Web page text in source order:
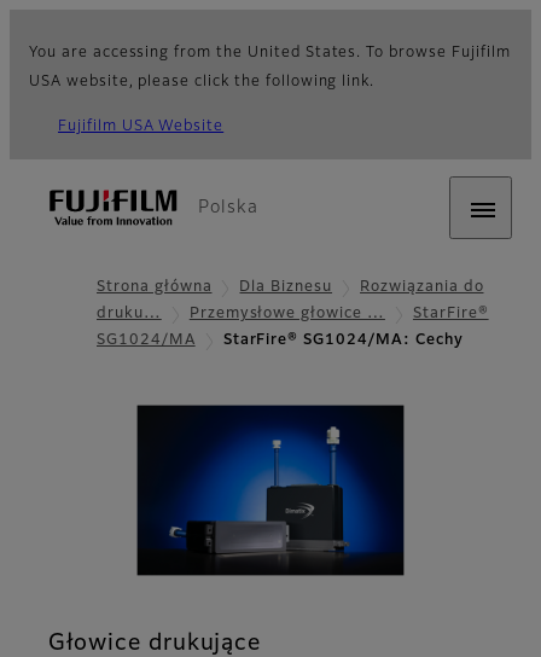
You are accessing from the United States. To browse Fujifilm
USA website, please click the following link.
Fujifilm USA Website
Polska
Strona główna Dla Biznesu
Rozwiązania do
druku…
Przemysłowe głowice …
StarFire®
SG1024/MA
StarFire® SG1024/MA: Cechy
Głowice drukujące